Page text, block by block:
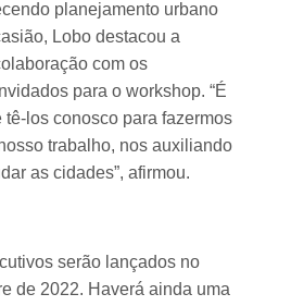
planejamento urbano
Lobo destacou a
com os
para o workshop. “É
tê-los conosco para fazermos
trabalho, nos auxiliando
as cidades”, afirmou.
serão lançados no
de 2022. Haverá ainda uma